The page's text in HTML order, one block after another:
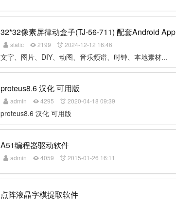
32*32像素屏律动盒子(TJ-56-711) 配套Android App
static 2199 2024-12-12 16:46
文字、图片、DIY、动图、音乐频谱、时钟、本地素材...
proteus8.6 汉化 可用版
admin 4295 2020-04-18 09:39
proteus8.6 汉化 可用版
A51编程器驱动软件
admin 4059 2015-01-26 16:11
点阵液晶字模提取软件